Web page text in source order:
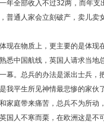
年全部收入不过32两，而年
普通人家会立刻破产，卖儿卖
现在物质上，更主要的是体现
悉中国航线，英国人请求当
幕。总兵的办法是派出士兵
我平生所见神情最悲惨的家
家庭带来痛苦，总兵不为所动
国人不寒而栗，在欧洲这是